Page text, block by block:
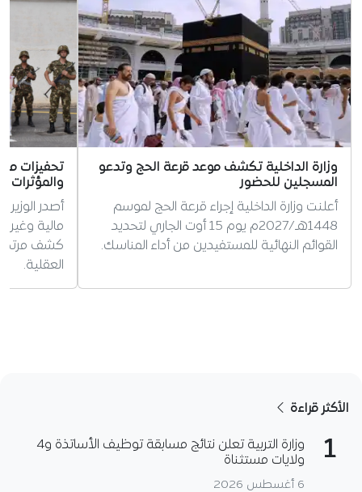
وزارة الداخلية تكشف موعد قرعة الحج وتدعو
المسجلين للحضور
أعلنت وزارة الداخلية إجراء قرعة الحج لموسم
1448هـ/2027م يوم 15 أوت الجاري لتحديد
القوائم النهائية للمستفيدين من أداء المناسك.
تحفيزات
والمؤثرات
أصدر الوزير
مالية
كشف
العقلية.
الأكثر قراءة
1
وزارة التربية تعلن نتائج مسابقة توظيف الأساتذة و4
ولايات مستثناة
6 أغسطس 2026